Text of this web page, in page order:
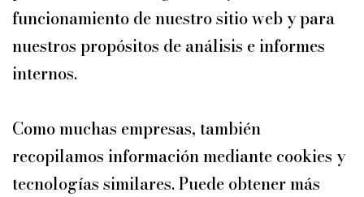
funcionamiento de nuestro sitio web y para
nuestros propósitos de análisis e informes
internos.
Como muchas empresas, también
recopilamos información mediante cookies y
tecnologías similares. Puede obtener más